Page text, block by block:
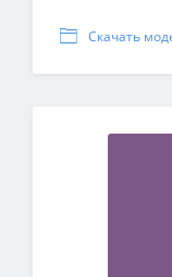
Скачать